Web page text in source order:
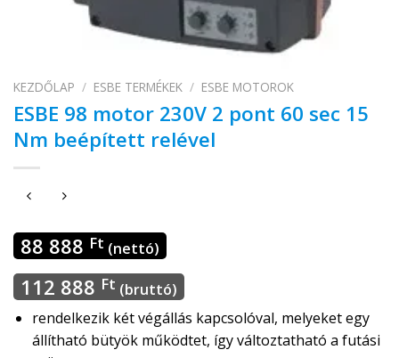
KEZDŐLAP / ESBE TERMÉKEK / ESBE MOTOROK
ESBE 98 motor 230V 2 pont 60 sec 15
Nm beépített relével
88 888 Ft (nettó)
112 888 Ft (bruttó)
rendelkezik két végállás kapcsolóval, melyeket egy
állítható bütyök működtet, így változtatható a futási